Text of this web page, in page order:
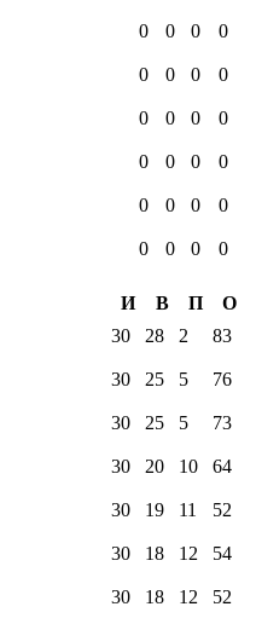
0 0 0 0
0 0 0 0
0 0 0 0
0 0 0 0
0 0 0 0
0 0 0
0
И В П
О
30 28 2 83
30 25 5 76
30 25 5 73
30 20 10 64
30 19 11 52
30 18 12 54
30 18 12 52